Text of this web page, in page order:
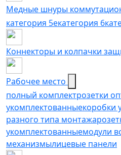
Медные шнуры
категория 5eкатегория 6
Коннекторы и колпачки
Рабочее место
полный комплектрозетки
укомплектованныекоробки
разного типа монтажа
укомплектованныемодули
механизмылицевые панели